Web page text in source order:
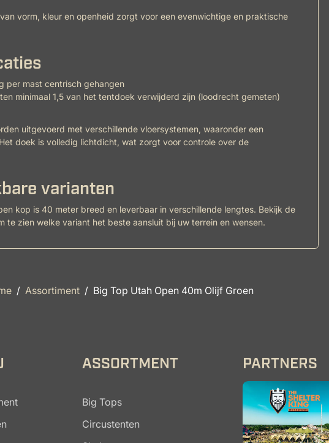
vorm, kleur en openheid zorgt voor een evenwichtige en praktische
per mast centrisch gehangen
minimaal 1,5 van het tentdoek verwijderd zijn (loodrecht gemeten)
uitgevoerd met verschillende vloersystemen, waaronder een
doek is volledig lichtdicht, wat zorgt voor controle over de
varianten
kop is 40 meter breed en leverbaar in verschillende lengtes. Bekijk de
te zien welke variant het beste aansluit bij uw terrein en wensen.
Assortiment Big Top Utah Open 40m Olijf Groen
ASSORTMENT
Big Tops
Circustenten
PARTNERS